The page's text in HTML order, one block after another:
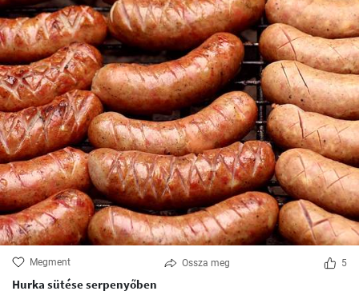
Megment Ossza meg 5
Hurka sütése serpenyőben